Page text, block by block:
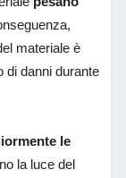
materiale è
di danni durante
le
la luce del